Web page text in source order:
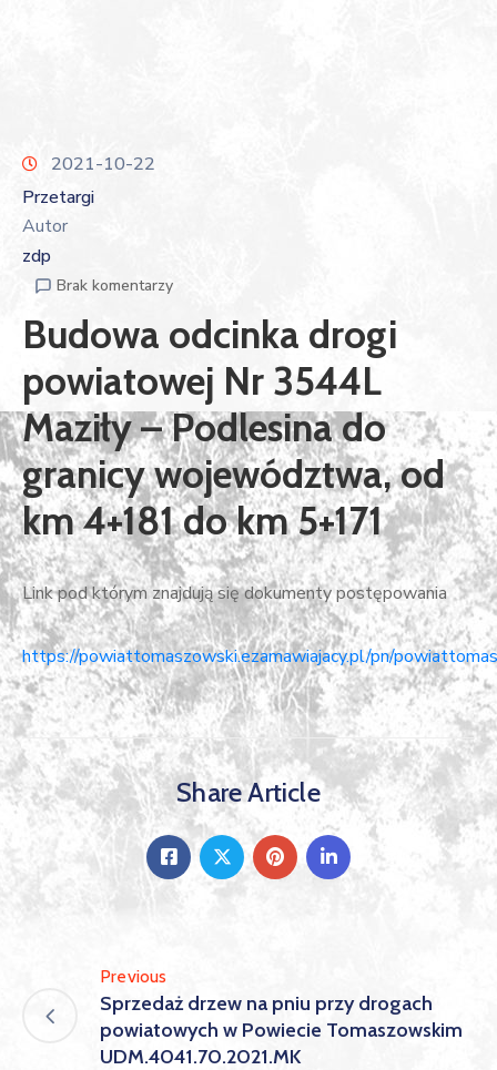
2021-10-22
Przetargi
Autor
zdp
Brak komentarzy
Budowa odcinka drogi
powiatowej Nr 3544L
Maziły – Podlesina do
granicy województwa, od
km 4+181 do km 5+171
Link pod którym znajdują się dokumenty postępowania
https://powiattomaszowski.ezamawiajacy.pl/pn/
Share Article
Previous
Sprzedaż drzew na pniu przy drogach
powiatowych w Powiecie Tomaszowskim
UDM.4041.70.2021.MK